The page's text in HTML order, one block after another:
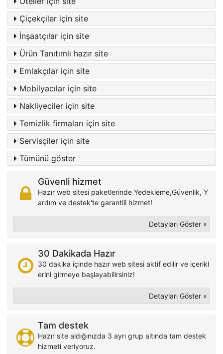
Çiçekçiler için site
İnşaatçılar için site
Ürün Tanıtımlı hazır site
Emlakçılar için site
Mobilyacılar için site
Nakliyeciler için site
Temizlik firmaları için site
Servisçiler için site
Tümünü göster
Güvenli hizmet
Hazır web sitesi paketlerinde Yedekleme,Güvenlik, Y
ardım ve destek'te garantili hizmet!
Detayları Göster »
30 Dakikada Hazır
30 dakika içinde hazır web sitesi aktif edilir ve içerikl
erini girmeye başlayabilirsiniz!
Detayları Göster »
Tam destek
Hazır site aldığınızda 3 ayrı grup altında tam destek
hizmeti veriyoruz.